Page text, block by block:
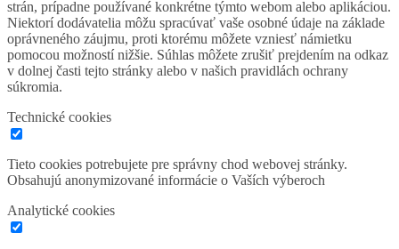
strán, prípadne používané konkrétne týmto webom alebo aplikáciou.
Niektorí dodávatelia môžu spracúvať vaše osobné údaje na základe
oprávneného záujmu, proti ktorému môžete vzniesť námietku
pomocou možností nižšie. Súhlas môžete zrušiť prejdením na odkaz
v dolnej časti tejto stránky alebo v našich pravidlách ochrany
súkromia.
Technické cookies
Tieto cookies potrebujete pre správny chod webovej stránky.
Obsahujú anonymizované informácie o Vaších výberoch
Analytické cookies